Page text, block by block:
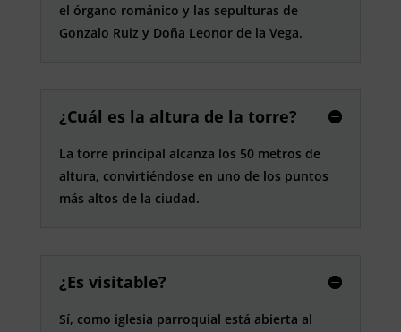
el órgano románico y las sepulturas de
Gonzalo Ruiz y Doña Leonor de la Vega.
¿Cuál es la altura de la torre?
La torre principal alcanza los 50 metros de
altura, convirtiéndose en uno de los puntos
más altos de la ciudad.
¿Es visitable?
Sí, como iglesia parroquial está abierta al